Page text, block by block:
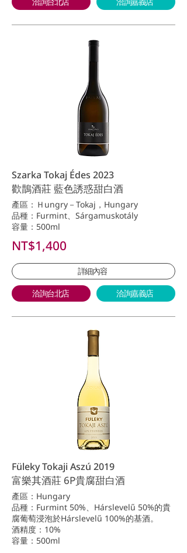
Szarka Tokaj Édes 2023
歡鵲酒莊 藍色誘惑甜白酒
產區：Ｈungry－Tokaj，Hungary
品種：Furmint、Sárgamuskotály
容量：500ml
NT$1,400
詳細內容
洽詢台北店 洽詢嘉義店
Füleky Tokaji Aszú 2019
富樂其酒莊 6P貴腐甜白酒
產區：Hungary
品種：Furmint 50%、Hárslevelű 50%的貴
腐葡萄浸泡於Hárslevelű 100%的基酒。
酒精度：10%
容量：500ml